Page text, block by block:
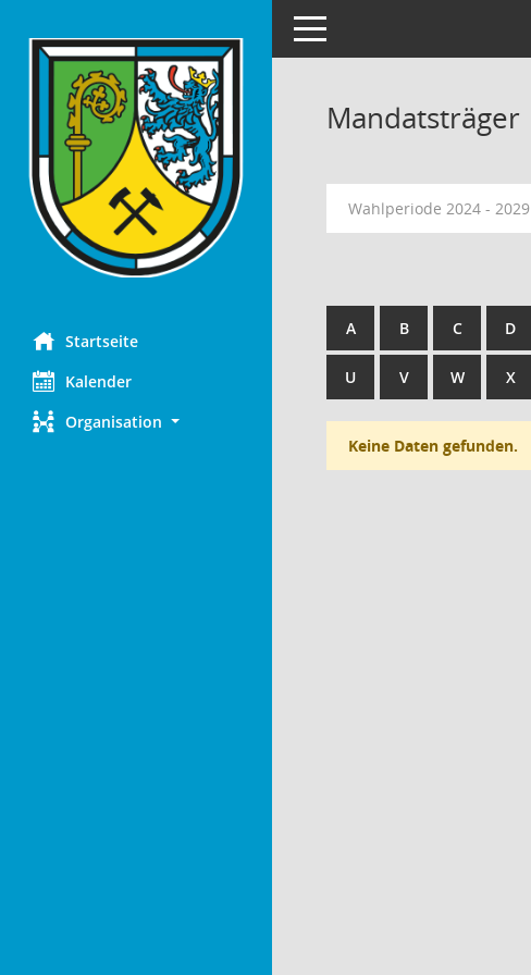
Startseite
Kalender
Organisation
Toggle navigation
Mandatsträger
Wahlperiode 2024 - 2029
A B C D
U V W X
Keine Daten gefunden.